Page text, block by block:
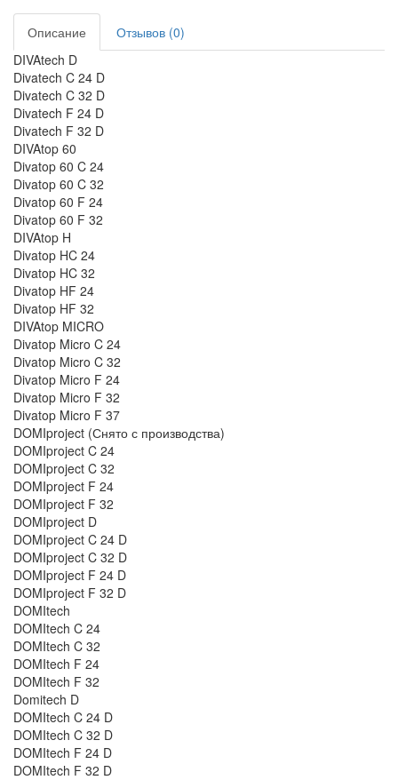
Описание
Отзывов (0)
DIVAtech D
Divatech C 24 D
Divatech C 32 D
Divatech F 24 D
Divatech F 32 D
DIVAtop 60
Divatop 60 C 24
Divatop 60 C 32
Divatop 60 F 24
Divatop 60 F 32
DIVAtop H
Divatop HC 24
Divatop HC 32
Divatop HF 24
Divatop HF 32
DIVAtop MICRO
Divatop Micro C 24
Divatop Micro C 32
Divatop Micro F 24
Divatop Micro F 32
Divatop Micro F 37
DOMIproject (Снято с производства)
DOMIproject C 24
DOMIproject C 32
DOMIproject F 24
DOMIproject F 32
DOMIproject D
DOMIproject C 24 D
DOMIproject C 32 D
DOMIproject F 24 D
DOMIproject F 32 D
DOMItech
DOMItech C 24
DOMItech C 32
DOMItech F 24
DOMItech F 32
Domitech D
DOMItech C 24 D
DOMItech C 32 D
DOMItech F 24 D
DOMItech F 32 D